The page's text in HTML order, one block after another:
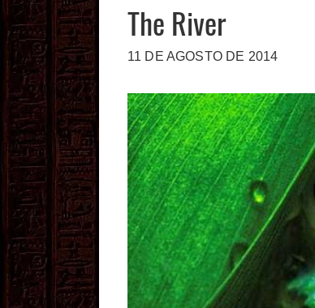
The River
11 DE AGOSTO DE 2014